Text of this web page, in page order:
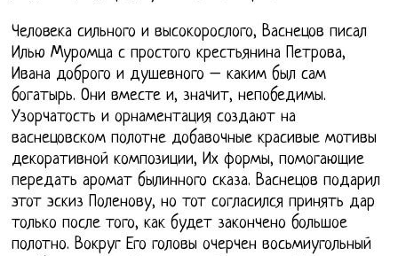
Человека сильного и высокорослого, Васнецов писал
Илью Муромца с простого крестьянина Петрова,
Ивана доброго и душевного – каким был сам
богатырь. Они вместе и, значит, непобедимы.
Узорчатость и орнаментация создают на
васнецовском полотне добавочные красивые мотивы
декоративной композиции, Их формы, помогающие
передать аромат былинного сказа. Васнецов подарил
этот эскиз Поленову, но тот согласился принять дар
только после того, как будет закончено большое
полотно. Вокруг Его головы очерчен восьмиугольный